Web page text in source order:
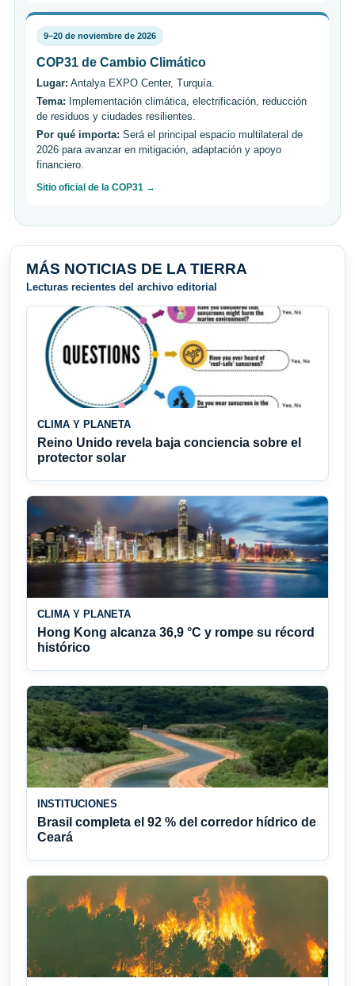
9–20 de noviembre de 2026
COP31 de Cambio Climático
Lugar: Antalya EXPO Center, Turquía.
Tema: Implementación climática, electrificación, reducción
de residuos y ciudades resilientes.
Por qué importa: Será el principal espacio multilateral de
2026 para avanzar en mitigación, adaptación y apoyo
financiero.
Sitio oficial de la COP31 →
MÁS NOTICIAS DE LA TIERRA
Lecturas recientes del archivo editorial
CLIMA Y PLANETA
Reino Unido revela baja conciencia sobre el
protector solar
CLIMA Y PLANETA
Hong Kong alcanza 36,9 °C y rompe su récord
histórico
INSTITUCIONES
Brasil completa el 92 % del corredor hídrico de
Ceará